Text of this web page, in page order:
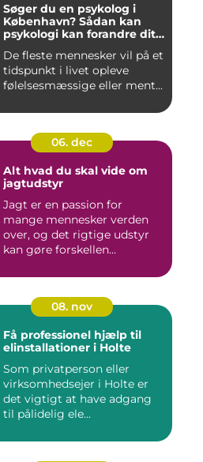
Søger du en psykolog i
København? Sådan kan
psykologi kan forandre dit
De fleste mennesker vil på et
tidspunkt i livet opleve
følelsesmæssige eller ment...
06. dec
Alt hvad du skal vide om
jagtudstyr
Jagt er en passion for
mange mennesker verden
over, og det rigtige udstyr
kan gøre forskellen...
08. nov
Få professionel hjælp til
elinstallationer i Holte
Som privatperson eller
virksomhedsejer i Holte er
det vigtigt at have adgang
til pålidelig ele...